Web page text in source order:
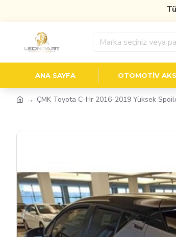
Tüm
ANA SAYFA OTOMOTIV
ÇMK Toyota C-Hr 2016-2019 Yüksek